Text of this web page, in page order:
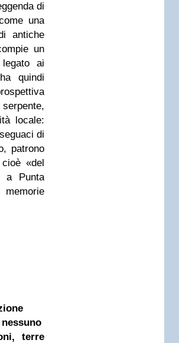
di
una
antiche
un
ai
quindi
locale:
di
patrono
«del
a Punta
terre